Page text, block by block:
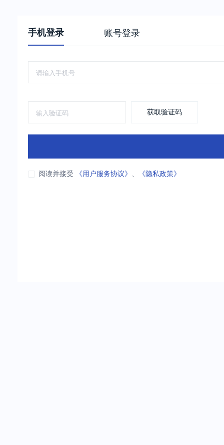
手机登录 账号登录
获取验证码
阅读并接受 《用户服务协议》 、 《隐私政策》